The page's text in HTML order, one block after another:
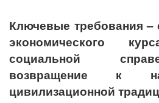
Ключевые требования –
экономического
социальной
возвращение к
цивилизационной